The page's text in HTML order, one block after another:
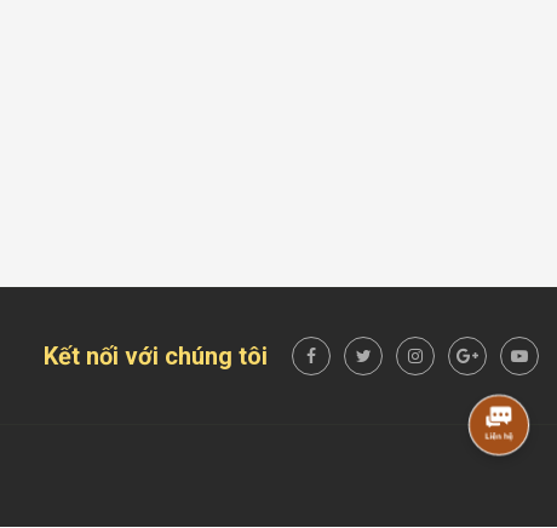
Kết nối với chúng tôi